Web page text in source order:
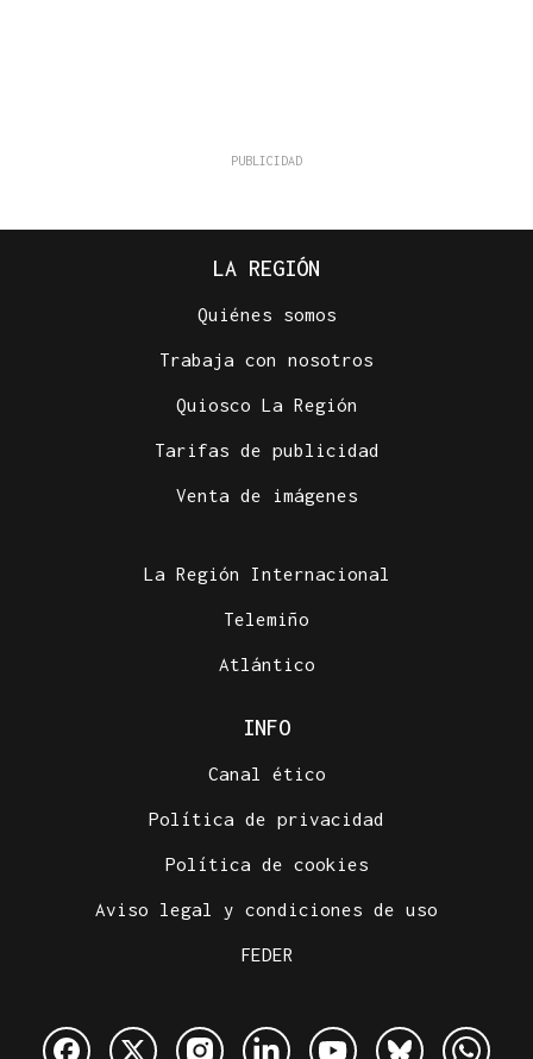
LA REGIÓN
Quiénes somos
Trabaja con nosotros
Quiosco La Región
Tarifas de publicidad
Venta de imágenes
La Región Internacional
Telemiño
Atlántico
INFO
Canal ético
Política de privacidad
Política de cookies
Aviso legal y condiciones de uso
FEDER